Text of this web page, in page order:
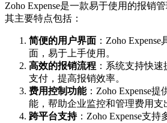
Zoho Expense是一款易于使用的报销
其主要特点包括：
简便的用户界面 ：Zoho
面，易于上手使用。
高效的报销流程 ：系统支持快
支付，提高报销效率。
费用控制功能：Zoho Expense
能，帮助企业监控和管理费用支
跨平台支持：Zoho Expense支持